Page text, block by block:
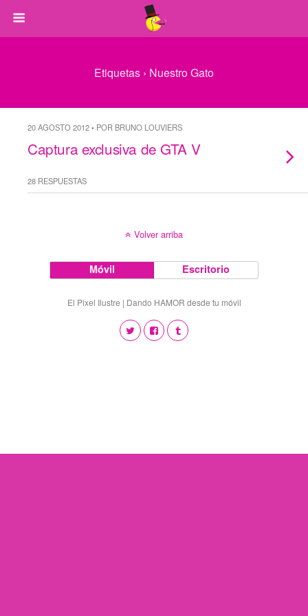
Etiquetas › Nuestro Gato
20 AGOSTO 2012 • POR BRUNO LOUVIERS
Captura exclusiva de GTA V
28 RESPUESTAS
Volver arriba
Móvil Escritorio
El Pixel Ilustre | Dando HAMOR desde tu móvil